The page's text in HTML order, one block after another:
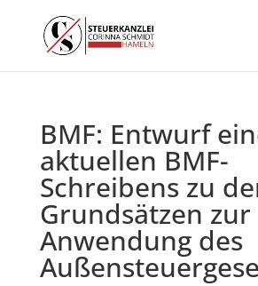
BMF: Entwurf
aktuellen BMF-
Schreibens zu
Grundsätzen zur
Anwendung des